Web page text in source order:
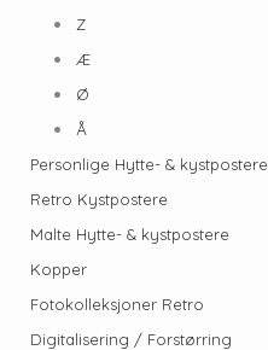
Z
Æ
Ø
Å
Personlige Hytte- & kystpostere
Retro Kystpostere
Malte Hytte- & kystpostere
Kopper
Fotokolleksjoner Retro
Digitalisering / Forstørring